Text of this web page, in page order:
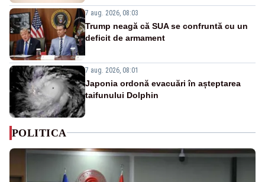
7 aug. 2026, 08:03
Trump neagă că SUA se confruntă cu un
deficit de armament
7 aug. 2026, 08:01
Japonia ordonă evacuări în așteptarea
taifunului Dolphin
POLITICA